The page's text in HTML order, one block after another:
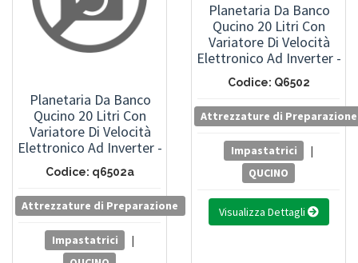
Planetaria Da Banco
Qucino 20 Litri Con
Variatore Di Velocità
Elettronico Ad Inverter -
Frusta Gancio Spatola E
Timer
Codice: q6502a
Attrezzature di Preparazione
Impastatrici
|
Planetaria Da Banco
Qucino 20 Litri Con
Variatore Di Velocità
Elettronico Ad Inverter -
Frusta Gancio Spatola E
Timer
Codice: Q6502
Attrezzature di Preparazione
Impastatrici
|
QUCINO
Visualizza Dettagli